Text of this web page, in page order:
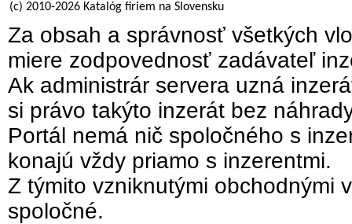
(c) 2010-2026 Katalóg firiem na Slovensku
Za obsah a správnosť všetkých
miere zodpovednosť zadávateľ
Ak administrár servera uzná
si právo takýto inzerát bez
Portál nemá nič spoločného s
konajú vždy priamo s inzerentmi.
Z týmito vzniknutými obchodnými
spoločné.